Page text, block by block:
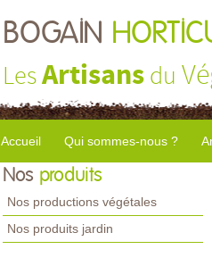
BOGAIN
LesArtisans du
Accueil Qui sommes-nous ?
Nos produits
Nos productions végétales
Nos produits jardin